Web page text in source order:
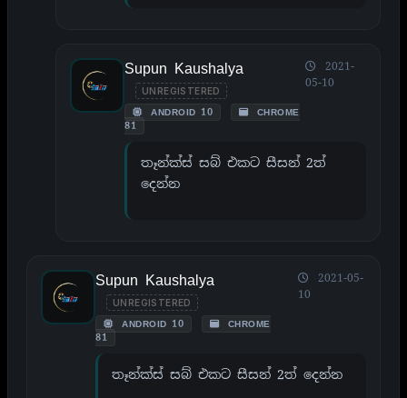
Supun Kaushalya
UNREGISTERED
ANDROID 10
CHROME
81
2021-
05-10
තෑන්ක්ස් සබ් එකට සීසන් 2ත්
දෙන්න
Supun Kaushalya
UNREGISTERED
ANDROID 10
CHROME
81
2021-05-
10
තෑන්ක්ස් සබ් එකට සීසන් 2ත් දෙන්න